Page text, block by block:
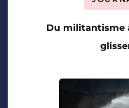
Du militantisme